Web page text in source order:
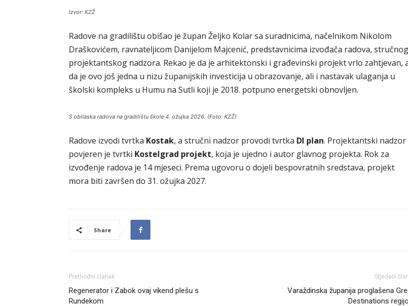
Izvor: KZŽ
Radove na gradilištu obišao je župan Željko Kolar sa suradnicima, načelnikom Nikolom
Draškovićem, ravnateljicom Danijelom Majcenić, predstavnicima izvođača radova,
projektantskog nadzora. Rekao je da je arhitektonski i građevinski projekt vrlo zahtjevan,
da je ovo još jedna u nizu županijskih investicija u obrazovanje, ali i nastavak ulaganja u
školski kompleks u Humu na Sutli koji je 2018. potpuno energetski obnovljen.
S obilaska radova na gradilištu škole 4. ožujka 2026. (Foto: KZŽ)
Radove izvodi tvrtka Kostak, a stručni nadzor provodi tvrtka DI plan. Projektantski nadzor
povjeren je tvrtki Kostelgrad projekt, koja je ujedno i autor glavnog projekta. Rok za
izvođenje radova je 14 mjeseci. Prema ugovoru o dojeli bespovratnih sredstava, projekt
mora biti završen do 31. ožujka 2027.
Share
Prethodni članak
Regenerator i Zabok ovaj vikend plešu s
Rundekom
Sljedeći
Varaždinska županija proglašena
Destinations